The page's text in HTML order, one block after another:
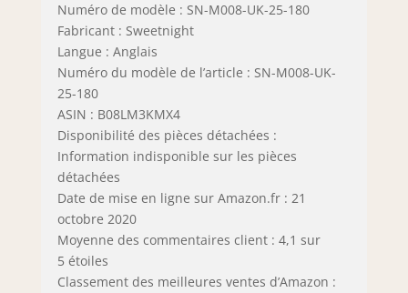
Numéro de modèle : SN-M008-UK-25-180
Fabricant : Sweetnight
Langue : Anglais
Numéro du modèle de l’article : SN-M008-UK-
25-180
ASIN : B08LM3KMX4
Disponibilité des pièces détachées :
Information indisponible sur les pièces
détachées
Date de mise en ligne sur Amazon.fr : 21
octobre 2020
Moyenne des commentaires client : 4,1 sur
5 étoiles
Classement des meilleures ventes d’Amazon :